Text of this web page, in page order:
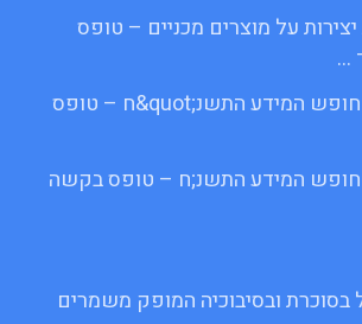
על מוצרים מכניים – טופס
…
) 1998 ( לפי חוק חופש המידע התשנ;quot&ח – טופס
חוק חופש המידע התשנ;ח – טופס בקשה
בסוכרת ובסיבוכיה המופק משמרים